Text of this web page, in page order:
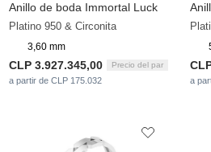
Anillo de boda Immortal Luck
Platino 950 & Circonita
3,60 mm
CLP 3.927.345,00 Precio del par
a partir de CLP 175.032 a